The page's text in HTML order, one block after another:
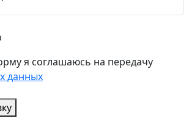
я соглашаюсь на передачу
данных